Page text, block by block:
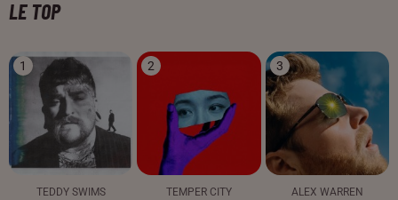
LE TOP
1
TEDDY SWIMS
2
TEMPER CITY
3
ALEX WARREN